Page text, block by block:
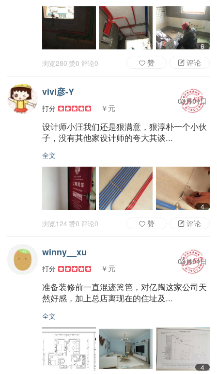
6
浏览280 赞0 评论0 评论
赞
vivi彦-Y
打分 ￥元
03月01日
设计师小汪我们还是狠满意，狠淳朴一个小伙
子，没有其他家设计师的夸大其谈...
全文
4
浏览124 赞0 评论0 评论
赞
winny__xu
打分 ￥元
03月01日
准备装修前一直混迹篱笆，对亿陶这家公司天
然好感，加上总店离现在的住址及...
全文
4